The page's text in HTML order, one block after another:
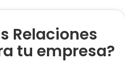
Relaciones
tu empresa?